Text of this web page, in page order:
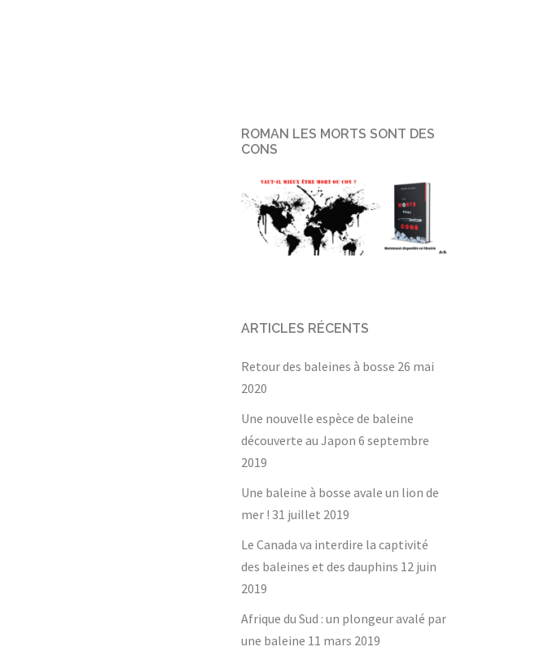
ROMAN LES MORTS SONT DES
CONS
ARTICLES RÉCENTS
Retour des baleines à bosse 26 mai
2020
Une nouvelle espèce de baleine
découverte au Japon 6 septembre
2019
Une baleine à bosse avale un lion de
mer ! 31 juillet 2019
Le Canada va interdire la captivité
des baleines et des dauphins 12 juin
2019
Afrique du Sud : un plongeur avalé par
une baleine 11 mars 2019